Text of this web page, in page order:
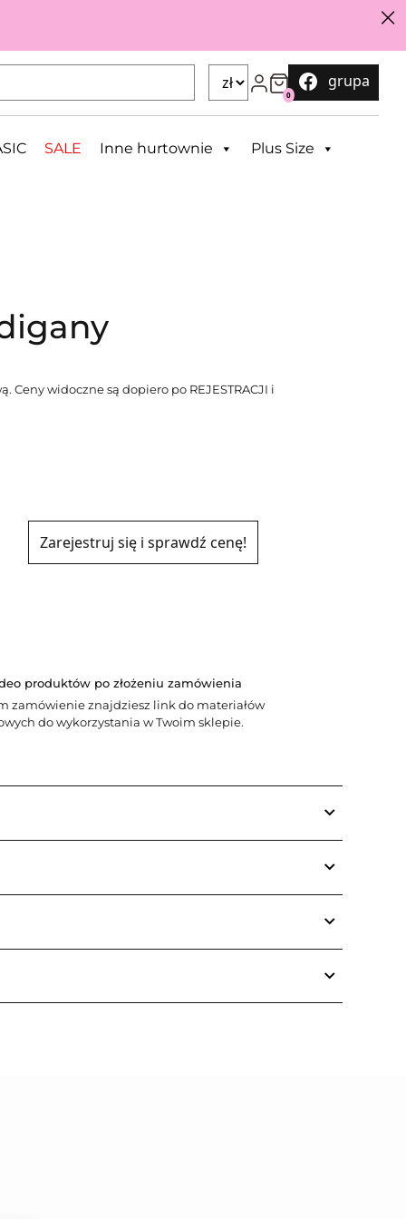
0
grupa
SALE Inne hurtownie Plus Size
Ceny widoczne są dopiero po REJESTRACJI i
Zarejestruj się i sprawdź cenę!
produktów po złożeniu zamówienia
zamówienie znajdziesz link do materiałów
do wykorzystania w Twoim sklepie.